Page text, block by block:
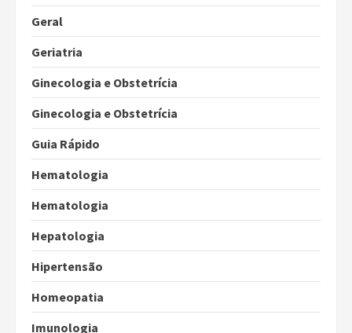
Geral
Geriatria
Ginecologia e Obstetrícia
Ginecologia e Obstetrícia
Guia Rápido
Hematologia
Hematologia
Hepatologia
Hipertensão
Homeopatia
Imunologia